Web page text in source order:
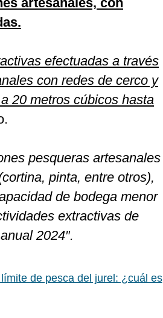
efectuadas a través
con redes de cerco y
20 metros cúbicos hasta
pesqueras artesanales
pinta, entre otros),
de bodega menor
extractivas de
2024″.
de pesca del jurel: ¿cuál es